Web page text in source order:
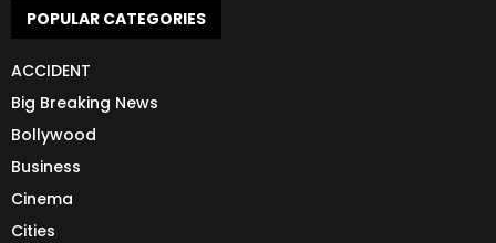
POPULAR CATEGORIES
ACCIDENT
Big Breaking News
Bollywood
Business
Cinema
Cities